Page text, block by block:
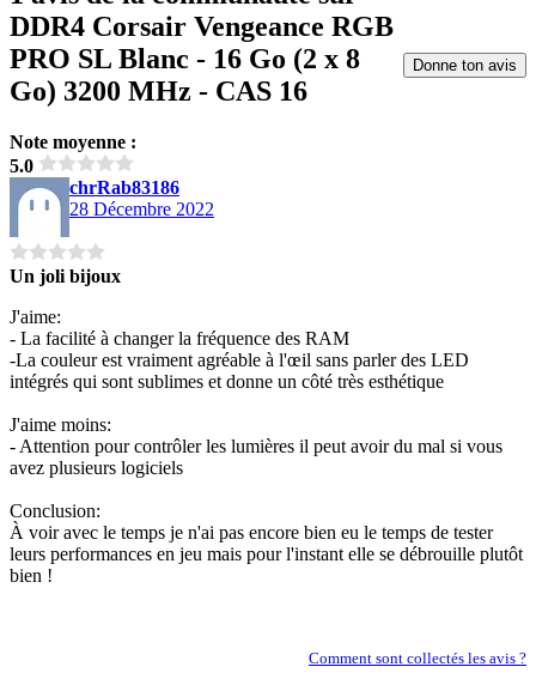
DDR4 Corsair Vengeance RGB
PRO SL Blanc - 16 Go (2 x 8
Go) 3200 MHz - CAS 16
Note moyenne :
5.0
Donne ton avis
chrRab83186
28 Décembre 2022
Un joli bijoux
J'aime:
- La facilité à changer la fréquence des RAM
-La couleur est vraiment agréable à l'œil sans parler des LED
intégrés qui sont sublimes et donne un côté très esthétique
J'aime moins:
- Attention pour contrôler les lumières il peut avoir du mal si vous
avez plusieurs logiciels
Conclusion:
À voir avec le temps je n'ai pas encore bien eu le temps de tester
leurs performances en jeu mais pour l'instant elle se débrouille plutôt
bien !
Comment sont collectés les avis ?